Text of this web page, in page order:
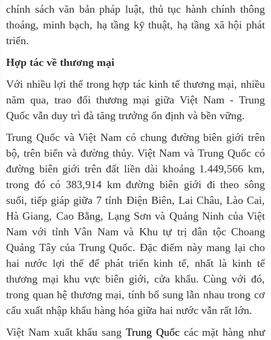
chính sách văn bản pháp luật, thủ tục hành chính thông
thoáng, minh bạch, hạ tầng kỹ thuật, hạ tầng xã hội phát
triển.
Hợp tác về thương mại
Với nhiều lợi thế trong hợp tác kinh tế thương mại, nhiều
năm qua, trao đổi thương mại giữa Việt Nam - Trung
Quốc vẫn duy trì đà tăng trưởng ổn định và bền vững.
Trung Quốc và Việt Nam có chung đường biên giới trên
bộ, trên biển và đường thủy. Việt Nam và Trung Quốc có
đường biên giới trên đất liền dài khoảng 1.449,566 km,
trong đó có 383,914 km đường biên giới đi theo sông
suối, tiếp giáp giữa 7 tỉnh Điện Biên, Lai Châu, Lào Cai,
Hà Giang, Cao Bằng, Lạng Sơn và Quảng Ninh của Việt
Nam với tỉnh Vân Nam và Khu tự trị dân tộc Choang
Quảng Tây của Trung Quốc. Đặc điểm này mang lại cho
hai nước lợi thế để phát triển kinh tế, nhất là kinh tế
thương mại khu vực biên giới, cửa khẩu. Cùng với đó,
trong quan hệ thương mại, tính bổ sung lẫn nhau trong cơ
cấu xuất nhập khẩu hàng hóa giữa hai nước vẫn rất lớn.
Việt Nam xuất khẩu sang Trung Quốccác mặt hàng như